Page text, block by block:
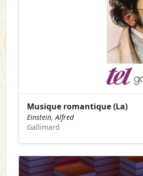
Musique romantique (La)
Einstein, Alfred
Gallimard